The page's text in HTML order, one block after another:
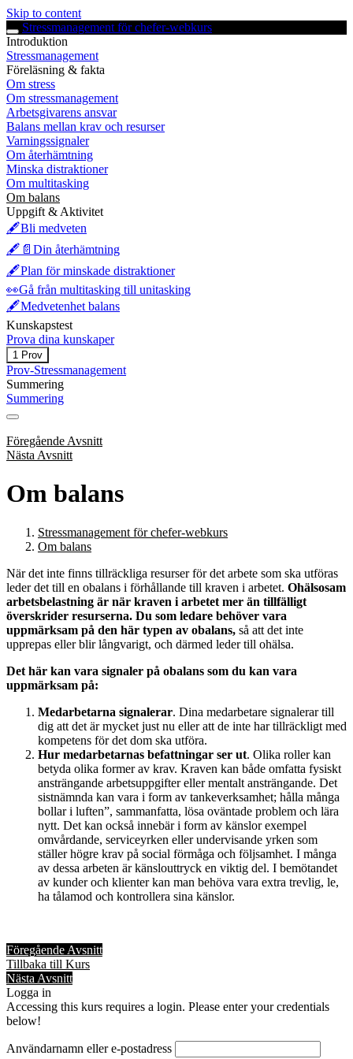
Skip to content
Stressmanagement för chefer-webkurs
Introduktion
Stressmanagement
Föreläsning & fakta
Om stress
Om stressmanagement
Arbetsgivarens ansvar
Balans mellan krav och resurser
Varningssignaler
Om återhämtning
Minska distraktioner
Om multitasking
Om balans
Uppgift & Aktivitet
🖋️Bli medveten
🖋️📄Din återhämtning
🖋️Plan för minskade distraktioner
👀Gå från multitasking till unitasking
🖋️Medvetenhet balans
Kunskapstest
Prova dina kunskaper
Expandera
Prova
dina
kunskaper
1 Prov
Prov-Stressmanagement
Summering
Summering
Föregående Avsnitt
Nästa Avsnitt
Om balans
Stressmanagement för chefer-webkurs
Om balans
När det inte finns tillräckliga resurser för det arbete som ska utföras
leder det till en obalans i förhållande till kraven i arbetet. Ohälsosam
arbetsbelastning är när kraven i arbetet mer än tillfälligt
överskrider resurserna. Du som ledare behöver vara
uppmärksam på den här typen av obalans, så att det inte
upprepas eller blir långvarigt, och därmed leder till ohälsa.
Det här kan vara signaler på obalans som du kan vara
uppmärksam på:
Medarbetarna signalerar. Dina medarbetare signalerar till
dig att det är mycket just nu eller att de inte har tillräckligt med
kompetens för det dom ska utföra.
Hur medarbetarnas befattningar ser ut. Olika roller kan
betyda olika former av krav. Kraven kan både omfatta fysiskt
ansträngande arbetsuppgifter eller mentalt ansträngande. Det
sistnämnda kan vara i form av tankeverksamhet; hålla många
bollar i luften”, sammanfatta, lösa oväntade problem och lära
nytt. Det kan också innebär i form av känslor exempel
omvårdande, serviceyrken eller undervisande yrken som
ställer högre krav på social förmåga och följsamhet. I många
av dessa arbeten är känslouttryck en viktig del. I bemötandet
av kunder och klienter kan man behöva vara extra trevlig, le,
ha tålamod och kontrollera sina känslor.
Föregående Avsnitt
Tillbaka till Kurs
Nästa Avsnitt
Logga in
Accessing this kurs requires a login. Please enter your credentials
below!
Användarnamn eller e-postadress